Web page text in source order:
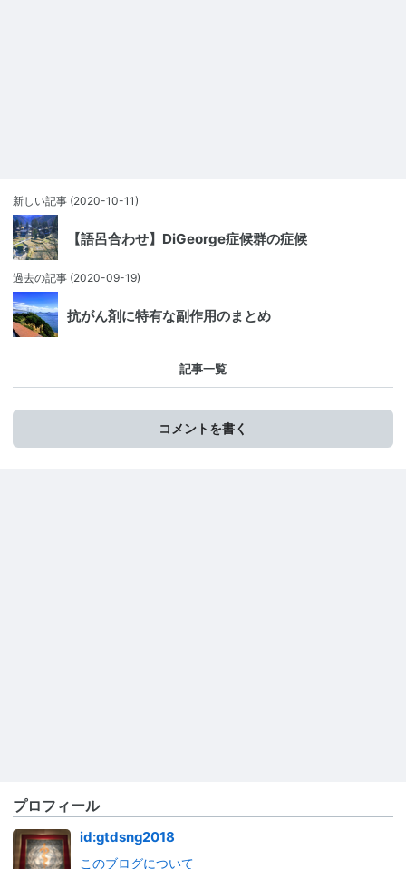
新しい記事 (2020-10-11)
【語呂合わせ】DiGeorge症候群の症候
過去の記事 (2020-09-19)
抗がん剤に特有な副作用のまとめ
記事一覧
コメントを書く
プロフィール
id:gtdsng2018
このブログについて